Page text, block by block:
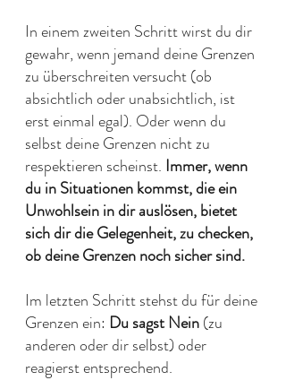
In einem zweiten Schritt wirst du dir
gewahr, wenn jemand deine Grenzen
zu überschreiten versucht (ob
absichtlich oder unabsichtlich, ist
erst einmal egal). Oder wenn du
selbst deine Grenzen nicht zu
respektieren scheinst. Immer, wenn
du in Situationen kommst, die ein
Unwohlsein in dir auslösen, bietet
sich dir die Gelegenheit, zu checken,
ob deine Grenzen noch sicher sind.
Im letzten Schritt stehst du für deine
Grenzen ein: Du sagst Nein (zu
anderen oder dir selbst) oder
reagierst entsprechend.